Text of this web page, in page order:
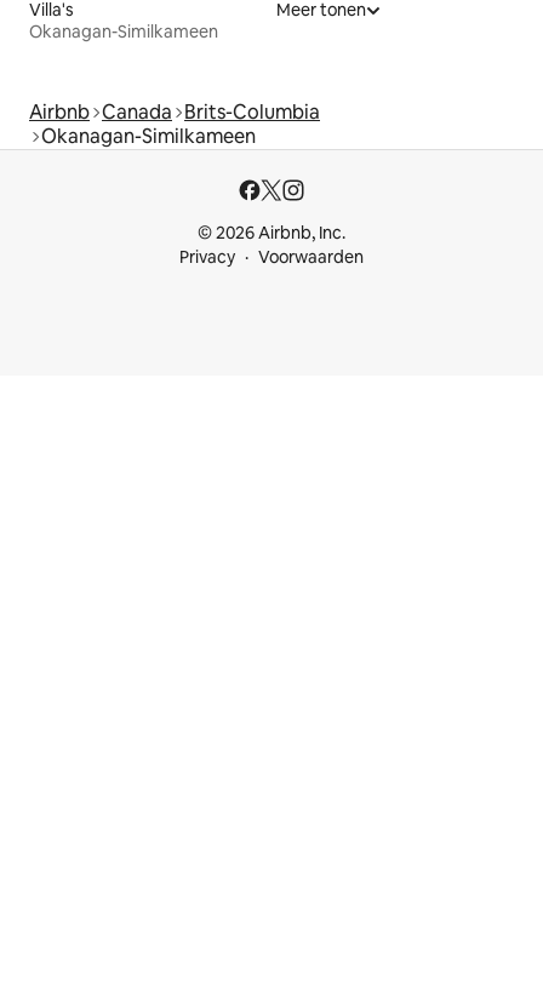
Villa's
Okanagan-Similkameen
Meer tonen
Airbnb Canada Brits-Columbia
Okanagan-Similkameen
© 2026 Airbnb, Inc.
Privacy
Voorwaarden